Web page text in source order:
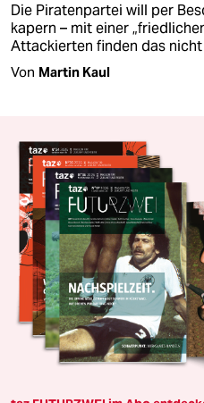
Die Piratenpartei will per
kapern – mit einer
Attackierten finden das
Von Martin Kaul